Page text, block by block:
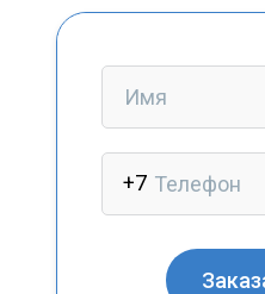
info@glazok.kz